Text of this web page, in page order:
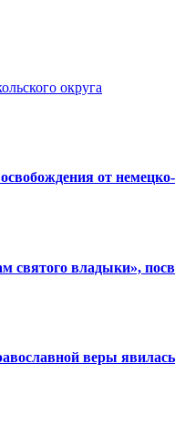
округа
от
святого владыки»,
веры